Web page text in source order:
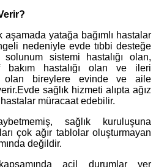
aşamada yatağa bağımlı hastalar
nedeniyle evde tıbbi desteğe
sistemi hastalığı olan,
bakım hastalığı olan ve ileri
olan bireylere evinde ve aile
sağlık hizmeti alıpta ağız
müracaat edebilir.
sağlık kuruluşuna
çok ağır tablolar oluşturmayan
değildir.
acil durumlar yer